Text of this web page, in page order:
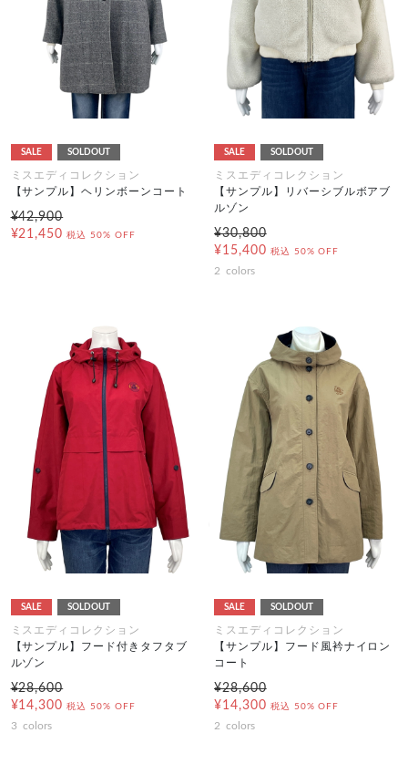
SALE SOLDOUT
ミスエディコレクション
【サンプル】ヘリンボーンコート
¥42,900
¥21,450 税込 50% OFF
SALE SOLDOUT
ミスエディコレクション
【サンプル】リバーシブルボアブ
ルゾン
¥30,800
¥15,400 税込 50% OFF
2 colors
SALE SOLDOUT
ミスエディコレクション
【サンプル】フード付きタフタブ
ルゾン
¥28,600
¥14,300 税込 50% OFF
3 colors
SALE SOLDOUT
ミスエディコレクション
【サンプル】フード風衿ナイロン
コート
¥28,600
¥14,300 税込 50% OFF
2 colors